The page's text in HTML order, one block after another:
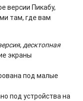
версии Пикабу,
там, где вам
,десктопная
экраны
под малые
под устройства на